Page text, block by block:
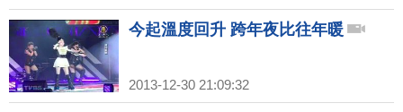
今起溫度回升 跨年夜比往年暖
2013-12-30 21:09:32